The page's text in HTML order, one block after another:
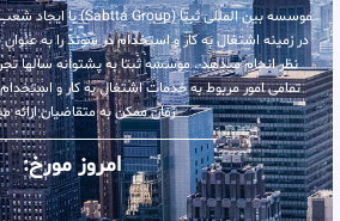
در زمینه اشتغال به کار و استخدام در سوئد را به
نظر انجام میدهد . موسسه ثبتا به پشتوانه سالها
تمامی امور مربوط به خدمات اشتغال به کار و
زمان ممکن به متقاضیان ارائه
امروز مورخ: